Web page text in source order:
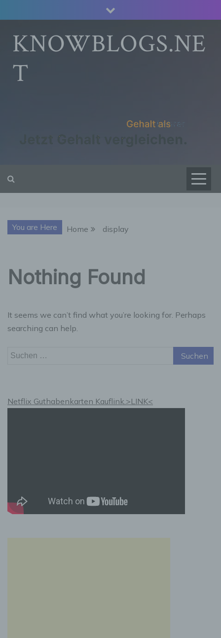
to
contentKNOWBLOGS.NE
T
You are Here Home display
Nothing Found
It seems we can’t find what you’re looking for. Perhaps
searching can help.
Suchen
Netflix Guthabenkarten Kauflink.>LINK<